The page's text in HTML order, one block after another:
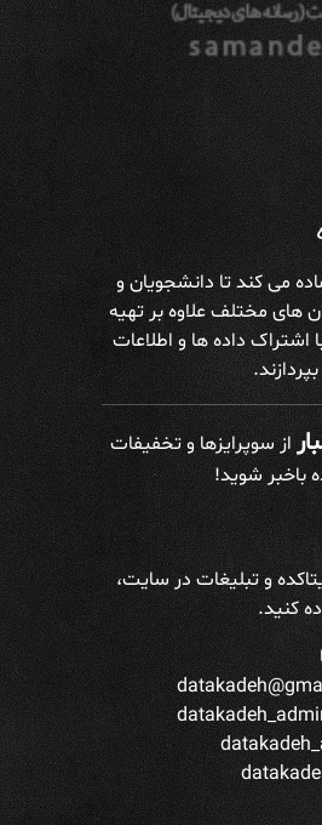
می کند تا دانشجویان و
های مختلف علاوه بر تهیه
اشتراک داده ها و اطلاعات
از سوپرایزها و تخفیفات
باخبر شوید!
و تبلیغات در سایت،
کنید.